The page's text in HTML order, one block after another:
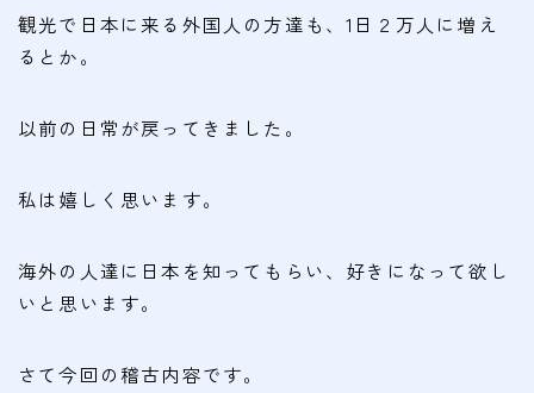
清須市の道場
高蔵寺の道場
会費
無料体験
入会申込
塾長より
観光で日本に来る外国人の方達も、1日２万人に増え
るとか。
以前の日常が戻ってきました。
私は嬉しく思います。
海外の人達に日本を知ってもらい、好きになって欲し
いと思います。
さて今回の稽古内容です。